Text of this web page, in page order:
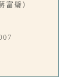
富璧）